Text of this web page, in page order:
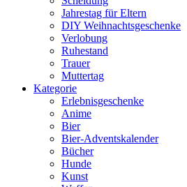
Jahrestag für Eltern
DIY Weihnachtsgeschenke
Verlobung
Ruhestand
Trauer
Muttertag
Kategorie
Erlebnisgeschenke
Anime
Bier
Bier-Adventskalender
Bücher
Hunde
Kunst